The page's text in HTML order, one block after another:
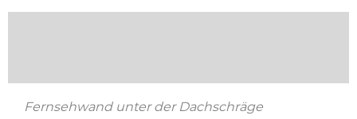
Fernsehwand unter der Dachschräge